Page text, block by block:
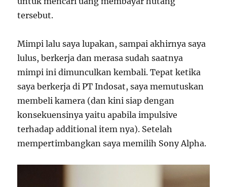
tersebut.
Mimpi lalu saya lupakan, sampai akhirnya saya
lulus, berkerja dan merasa sudah saatnya
mimpi ini dimunculkan kembali. Tepat ketika
saya berkerja di PT Indosat, saya memutuskan
membeli kamera (dan kini siap dengan
konsekuensinya yaitu apabila impulsive
terhadap additional item nya). Setelah
mempertimbangkan saya memilih Sony Alpha.